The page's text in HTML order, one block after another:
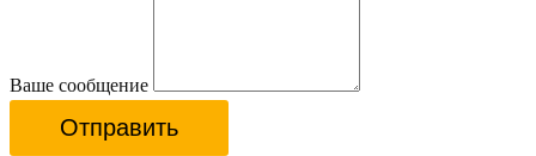
Ваше сообщение
Отправить